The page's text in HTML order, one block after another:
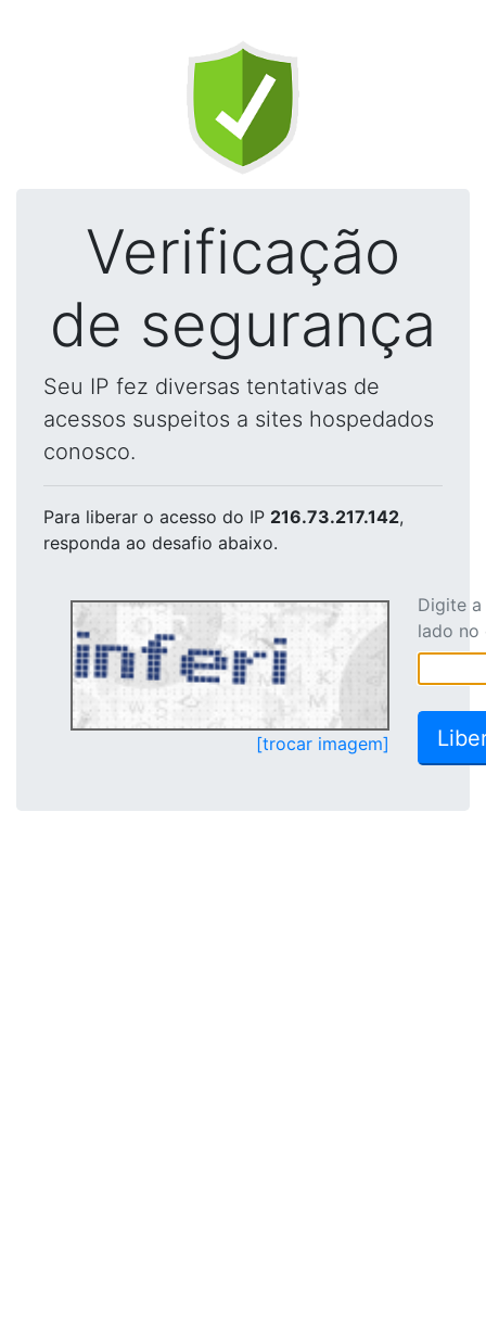
Verificação
de segurança
Seu IP fez diversas tentativas de
acessos suspeitos a sites hospedados
conosco.
Para liberar o acesso do IP 216.73.217.142,
responda ao desafio abaixo.
[trocar imagem]
Digite
lado no